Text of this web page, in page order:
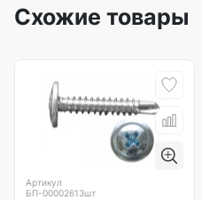
Схожие товары
Артикул
БП-00002613шт